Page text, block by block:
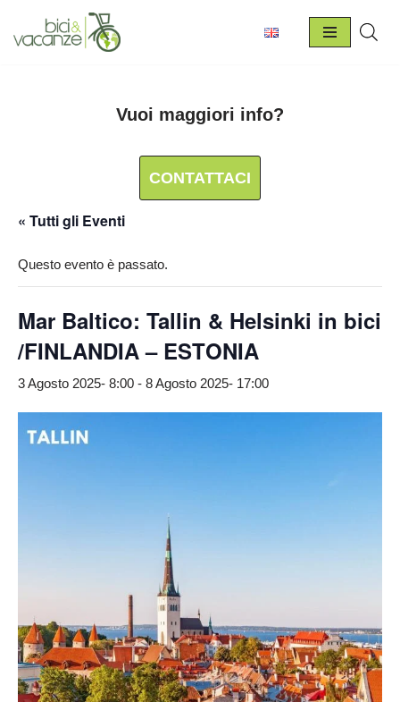
Vai
Vuoi maggiori info?
CONTATTACI
« Tutti gli Eventi
Questo evento è passato.
Mar Baltico: Tallin & Helsinki in bici
/FINLANDIA – ESTONIA
3 Agosto 2025- 8:00 - 8 Agosto 2025- 17:00